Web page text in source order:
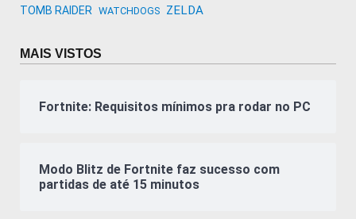
TOMB RAIDER WATCHDOGS ZELDA
MAIS VISTOS
Fortnite: Requisitos mínimos pra rodar no PC
Modo Blitz de Fortnite faz sucesso com
partidas de até 15 minutos